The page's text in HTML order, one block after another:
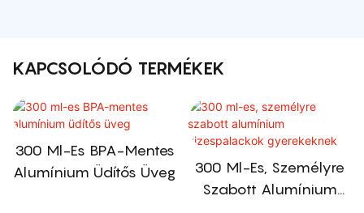
KAPCSOLÓDÓ TERMÉKEK
300 Ml-Es BPA-Mentes
Alumínium Üdítős Üveg
300 Ml-Es, Személyre
Szabott Alumínium